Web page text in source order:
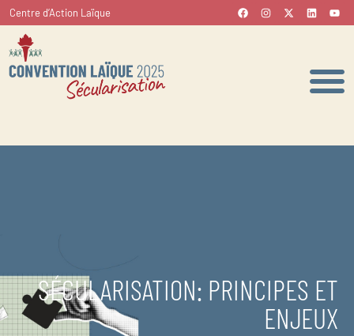
Centre d’Action Laïque
SÉCULARISATION: PRINCIPES ET
ENJEUX